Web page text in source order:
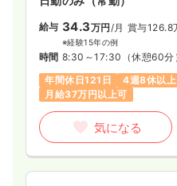
給与 34.3万円 /月 賞与126.8
※経験15年の例
時間 8:30～17:30 （休憩60分
年間休日121日
4週8休以上
月給37万円以上可
気になる